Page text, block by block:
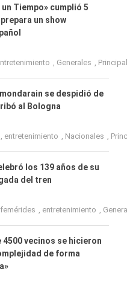
un Tiempo» cumplió 5
un show
Generales
se despidió de
al Bologna
entretenimiento Nacionales
los 139 años de su
del tren
entretenimiento
4500 vecinos se hicieron
de forma